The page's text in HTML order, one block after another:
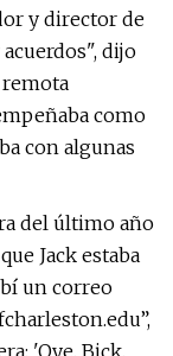
y director de
dijo
remota
como
con algunas
del último año
Jack estaba
un correo
”,
'Oye, Bick,